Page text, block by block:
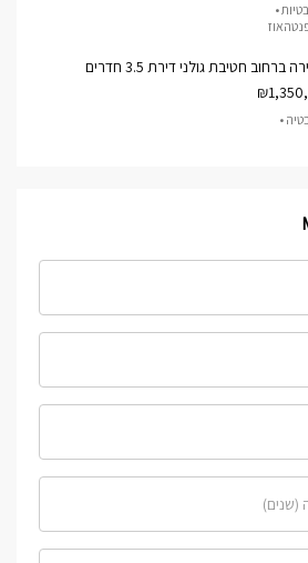
ברחוב חטיבת גולני דירת 3.5 חדרים